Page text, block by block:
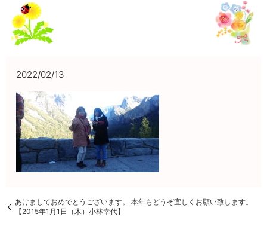
2022/02/13
あけましておめでとうございます。 本年もどうぞ宜しくお願い致します。
【2015年1月1日（木）小林幸代】